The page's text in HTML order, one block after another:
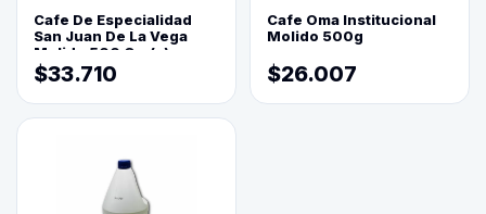
Cafe De Especialidad
San Juan De La Vega
Molido 500 Grs(=)
$33.710
Cafe Oma Institucional
Molido 500g
$26.007